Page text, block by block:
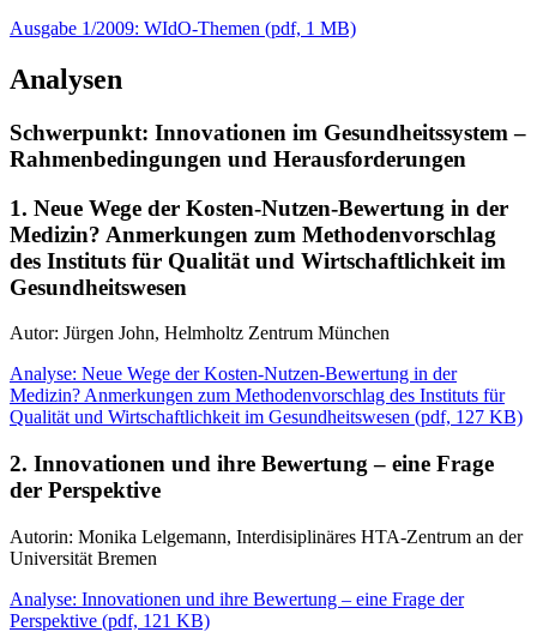
Ausgabe 1/2009: WIdO-Themen (pdf, 1 MB)
Analysen
Schwerpunkt: Innovationen im Gesundheitssystem –
Rahmenbedingungen und Herausforderungen
1. Neue Wege der Kosten-Nutzen-Bewertung in der
Medizin? Anmerkungen zum Methodenvorschlag
des Instituts für Qualität und Wirtschaftlichkeit im
Gesundheitswesen
Autor: Jürgen John, Helmholtz Zentrum München
Analyse: Neue Wege der Kosten-Nutzen-Bewertung in der
Medizin? Anmerkungen zum Methodenvorschlag des Instituts für
Qualität und Wirtschaftlichkeit im Gesundheitswesen (pdf, 127 KB)
2. Innovationen und ihre Bewertung – eine Frage
der Perspektive
Autorin: Monika Lelgemann, Interdisiplinäres HTA-Zentrum an der
Universität Bremen
Analyse: Innovationen und ihre Bewertung – eine Frage der
Perspektive (pdf, 121 KB)